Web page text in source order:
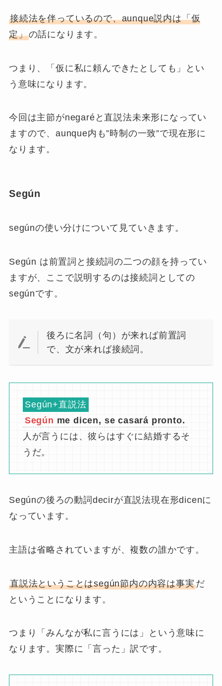
接続法を伴っているので、aunque説内は「仮
定」の話になります。
つまり、「仮に私に頼んできたとしても」とい
う意味になります。
今回は主節がnegaréと直説法未来形になってい
ますので、aunque内も”時制の一致”で現在形に
なります。
Según
segúnの使い分けについて見ていきます。
Según は前置詞と接続詞の二つの顔を持ってい
ますが、ここで説明するのは接続詞としての
segúnです。
後ろに名詞（句）が来れば前置詞
で、文が来れば接続詞。
Según+直説法
Según me dicen, se casará pronto.
人が言うには、彼らはすぐに結婚するそ
うだ。
Segúnの後ろの動詞decirが直説法現在形dicenに
なっています。
主語は省略されていますが、複数の誰かです。
直説法ということはsegún節内の内容は事実だ
ということになります。
つまり「みんなが私に言うには」という意味に
なります。実際に「言った」訳です。